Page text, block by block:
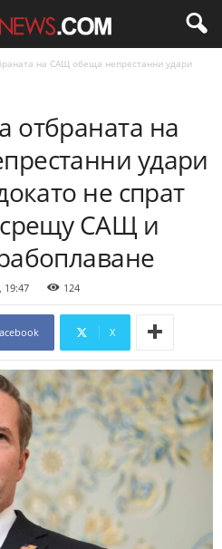
на САЩ обеща непрестанни удари
отбраната на
удари
не спрат
срещу САЩ и
19:47 124
X